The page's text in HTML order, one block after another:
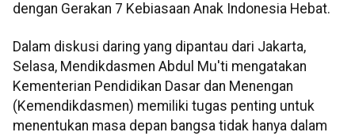
dengan Gerakan 7 Kebiasaan Anak Indonesia Hebat.
Dalam diskusi daring yang dipantau dari Jakarta,
Selasa, Mendikdasmen Abdul Mu'ti mengatakan
Kementerian Pendidikan Dasar dan Menengan
(Kemendikdasmen) memiliki tugas penting untuk
menentukan masa depan bangsa tidak hanya dalam